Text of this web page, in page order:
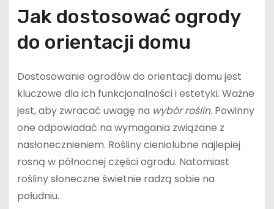
Jak dostosować ogrody
do orientacji domu
Dostosowanie ogrodów do orientacji domu jest
kluczowe dla ich funkcjonalności i estetyki. Ważne
jest, aby zwracać uwagę na wybór roślin. Powinny
one odpowiadać na wymagania związane z
nasłonecznieniem. Rośliny cieniolubne najlepiej
rosną w północnej części ogrodu. Natomiast
rośliny słoneczne świetnie radzą sobie na
południu.